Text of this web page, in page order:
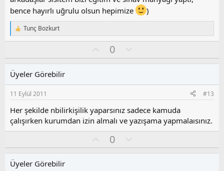
o
y
a
bence hayırlı uğrulu olsun hepimize
)
T
e
i
l
e
r
:
Tunç Bozkurt
y
0
l
s
u
z
o
y
a
Üyeler Görebilir
11 Eylül 2011 #13
Her şekilde nbilirkişilik yaparsınız sadece kamuda
çalışırken kurumdan izin almalı ve yazışama yapmalaısınız.
y
0
l
Üyeler Görebilir